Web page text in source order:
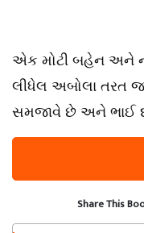
એક મોટી બહેન અને
લીધેલ અબોલા તરત
સમજાવે છે અને ભાઈ
Share This